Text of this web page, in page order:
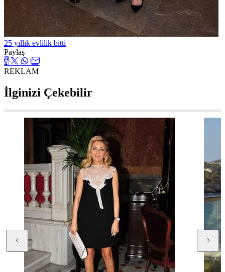
25 yıllık evlilik bitti
Paylaş
REKLAM
İlginizi Çekebilir